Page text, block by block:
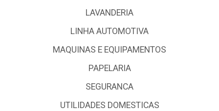
LAVANDERIA
LINHA AUTOMOTIVA
MAQUINAS E EQUIPAMENTOS
PAPELARIA
SEGURANCA
UTILIDADES DOMESTICAS